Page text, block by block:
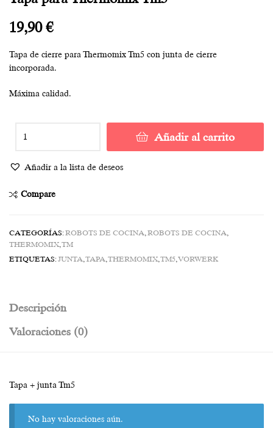
19,90€
Tapa de cierre para Thermomix Tm5 con junta de cierre
incorporada.
Máxima calidad.
Añadir al carrito
Añadir a la lista de deseos
Compare
CATEGORÍAS: ROBOTS DE COCINA ROBOTS DE COCINA
THERMOMIX TM
ETIQUETAS: JUNTA TAPA THERMOMIX TM5 VORWERK
Descripción
Valoraciones (0)
Tapa + junta Tm5
No hay valoraciones aún.